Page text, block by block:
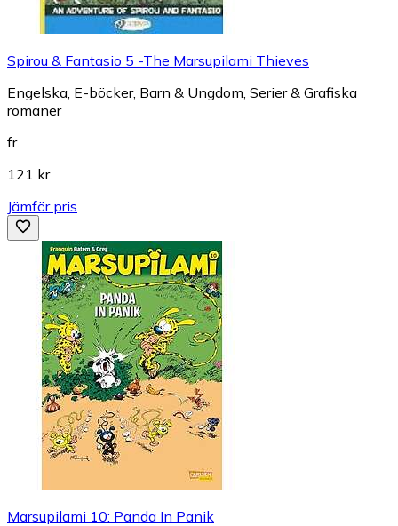
Spirou & Fantasio 5 -The Marsupilami Thieves
Engelska, E-böcker, Barn & Ungdom, Serier & Grafiska
romaner
fr.
121 kr
Jämför pris
Marsupilami 10: Panda In Panik